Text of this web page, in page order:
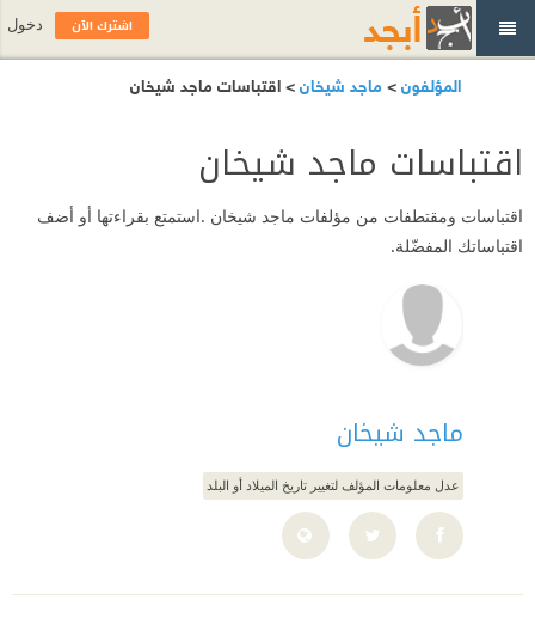
المؤلفون> ماجد شيخان> اقتباسات ماجد شيخان
اقتباسات ماجد شيخان
اقتباسات ومقتطفات من مؤلفات ماجد شيخان .استمتع بقراءتها أو أضف
اقتباساتك المفضّلة.
ماجد شيخان
عدل معلومات المؤلف لتغيير تاريخ الميلاد أو البلد
اشترك الآن دخول